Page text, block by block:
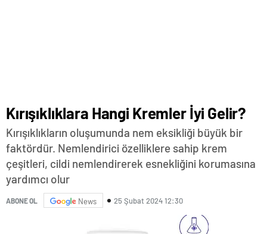
Kırışıklıklara Hangi Kremler İyi Gelir?
Kırışıklıkların oluşumunda nem eksikliği büyük bir
faktördür. Nemlendirici özelliklere sahip krem
çeşitleri, cildi nemlendirerek esnekliğini korumasına
yardımcı olur
ABONE OL News 25 Şubat 2024 12:30